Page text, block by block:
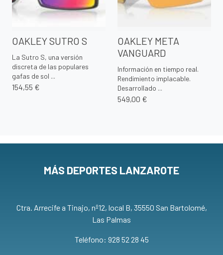
OAKLEY SUTRO S
La Sutro S, una versión
discreta de las populares
gafas de sol ...
154,55 €
OAKLEY META
VANGUARD
Información en tiempo real.
Rendimiento implacable.
Desarrollado ...
549,00 €
MÁS DEPORTES LANZAROTE
Ctra. Arrecife a Tinajo, nº12, local B, 35550 San Bartolomé,
Las Palmas
Teléfono: 928 52 28 45